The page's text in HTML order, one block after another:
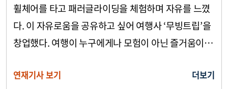
휠체어를 타고 패러글라이딩을 체험하며 자유를 느꼈
다. 이 자유로움을 공유하고 싶어 여행사 ‘무빙트립’을
창업했다. 여행이 누구에게나 모험이 아닌 즐거움이 되
무장애 여행 콘텐츠를 만들고 있다.
연재기사 보기 더보기